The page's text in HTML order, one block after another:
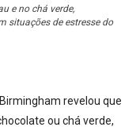
e no chá verde,
situações de estresse do
revelou que
ou chá verde,